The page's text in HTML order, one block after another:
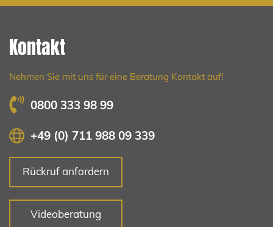
Kontakt
Nehmen Sie mit uns für eine Beratung Kontakt auf!
0800 333 98 99
+49 (0) 711 988 09 339
Rückruf anfordern
Videoberatung